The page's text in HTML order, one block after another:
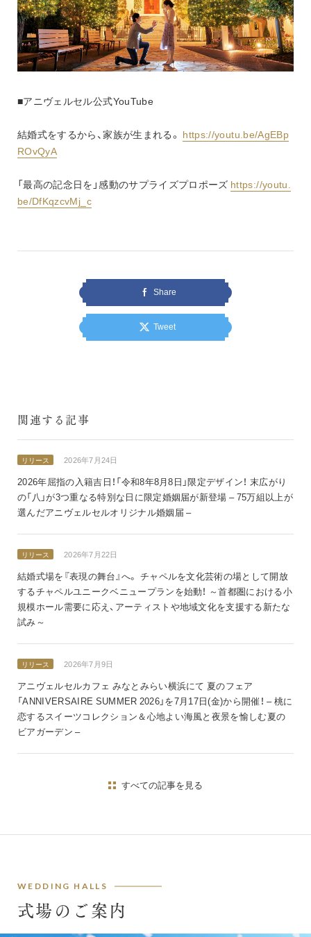
■アニヴェルセル公式YouTube
結婚式をするから、家族が生まれる。 https://youtu.be/AgEBp
ROvQyA
「最高の記念日を」感動のサプライズプロポーズ https://youtu.
be/DfKqzcvMj_c
Share
Tweet
関連する記事
リリース 2026年7月24日
2026年屈指の入籍吉日！「令和8年8月8日」限定デザイン！ 末広がり
の「八」が3つ重なる特別な日に限定婚姻届が新登場 – 75万組以上が
選んだアニヴェルセルオリジナル婚姻届 –
リリース 2026年7月22日
結婚式場を『表現の舞台』へ。 チャペルを文化芸術の場として開放
するチャペルユニークベニュープランを始動！ ～首都圏における小
規模ホール需要に応え、アーティストや地域文化を支援する新たな
試み～
リリース 2026年7月9日
アニヴェルセルカフェ みなとみらい横浜にて 夏のフェア
「ANNIVERSAIRE SUMMER 2026」を7月17日(金)から開催！ – 桃に
恋するスイーツコレクション＆心地よい海風と夜景を愉しむ夏の
ビアガーデン –
すべての記事を見る
WEDDING HALLS
式場のご案内